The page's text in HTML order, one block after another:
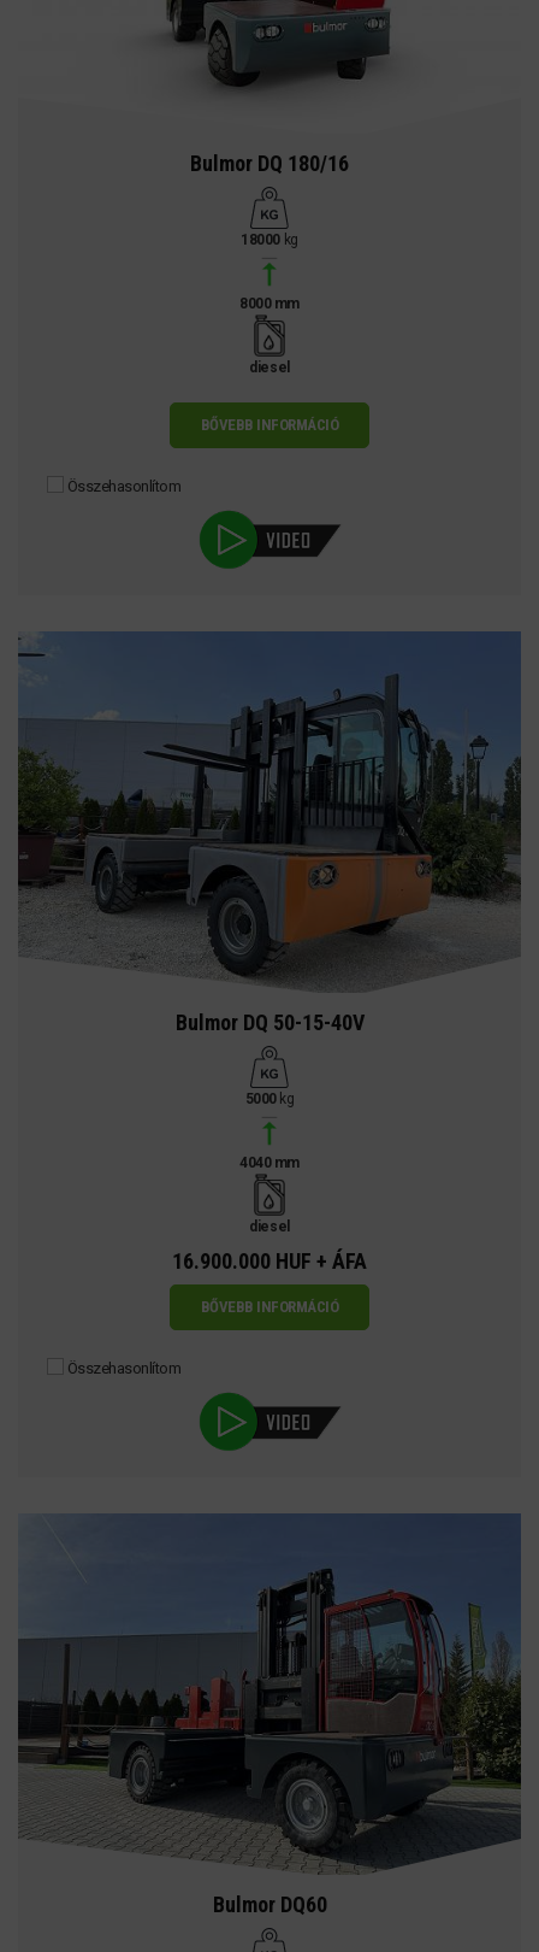
Bulmor DQ 180/16
18000 kg
8000 mm
diesel
BŐVEBB INFORMÁCIÓ
Összehasonlítom
Bulmor DQ 50-15-40V
5000kg
4040 mm
diesel
16.900.000 HUF + ÁFA
BŐVEBB INFORMÁCIÓ
Összehasonlítom
Bulmor DQ60